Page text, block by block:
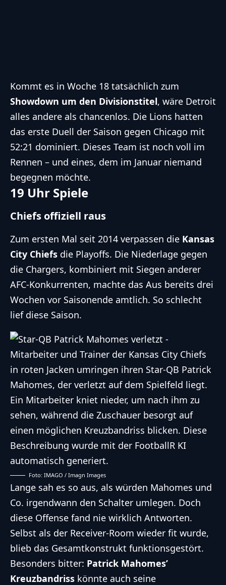
Kommt es in Woche 18 tatsächlich zum
Showdown um den Divisionstitel, wäre Detroit
alles andere als chancenlos. Die Lions hatten
das erste Duell der Saison gegen Chicago mit
52:21 dominiert. Dieses Team ist noch voll im
Rennen – und eines, dem im Januar niemand
begegnen möchte.
19 Uhr Spiele
Chiefs offiziell raus
Zum ersten Mal seit 2014 verpassen die Kansas
City Chiefs die Playoffs. Die Niederlage gegen
die Chargers, kombiniert mit Siegen anderer
AFC-Konkurrenten, machte das Aus bereits drei
Wochen vor Saisonende amtlich. So schlecht
lief diese Saison.
Foto: IMAGO / Imagn Images
Lange sah es so aus, als würden Mahomes und
Co. irgendwann den Schalter umlegen. Doch
diese Offense fand nie wirklich Antworten.
Selbst als der Receiver-Room wieder fit wurde,
blieb das Gesamtkonstrukt funktionsgestört.
Besonders bitter: Patrick Mahomes’
Kreuzbandriss könnte auch seine